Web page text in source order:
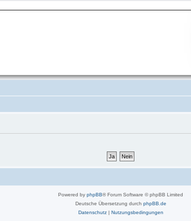
Powered by phpBB® Forum Software © phpBB Limited
Deutsche Übersetzung durch phpBB.de
Datenschutz| Nutzungsbedingungen